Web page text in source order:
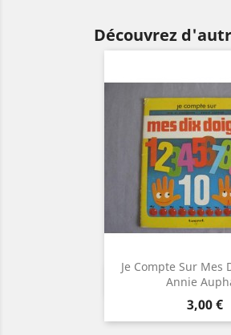
Découvrez
Je Compte Sur Mes
Annie
Prix
3,00 €
Aperçu